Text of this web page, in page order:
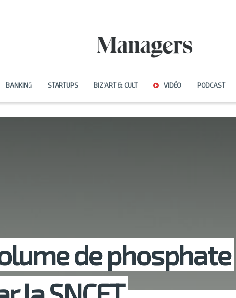
BANKING STARTUPS BIZ’ART & CULT VIDÉO PODCAST
de phosphate